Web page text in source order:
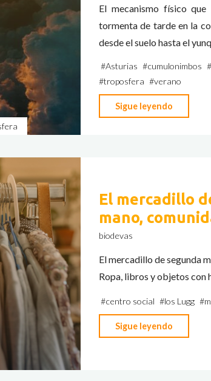
que
no
sabías
El mecanismo físico que
tormenta de tarde en la
desde el suelo hasta el
#Asturias #cumulonimbos #
#troposfera #verano
Sigue leyendo
de
verano
en
El mercadillo
mano,
biodevas
El mercadillo de segunda
Ropa, libros y objetos con
#centro social #los Lugg #
Sigue leyendo